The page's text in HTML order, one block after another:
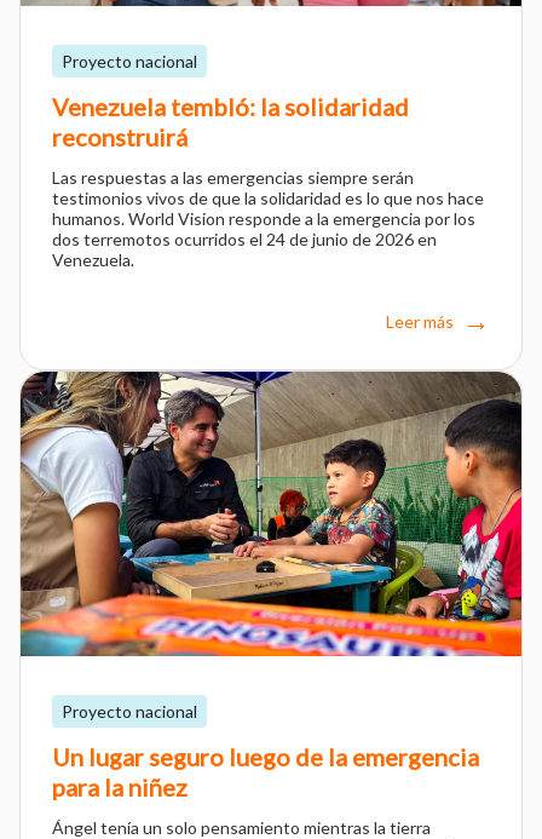
Proyecto nacional
Venezuela tembló: la solidaridad
reconstruirá
Las respuestas a las emergencias siempre serán
testimonios vivos de que la solidaridad es lo que nos hace
humanos. World Vision responde a la emergencia por los
dos terremotos ocurridos el 24 de junio de 2026 en
Venezuela.
Leer más
Proyecto nacional
Un lugar seguro luego de la emergencia
para la niñez
Ángel tenía un solo pensamiento mientras la tierra